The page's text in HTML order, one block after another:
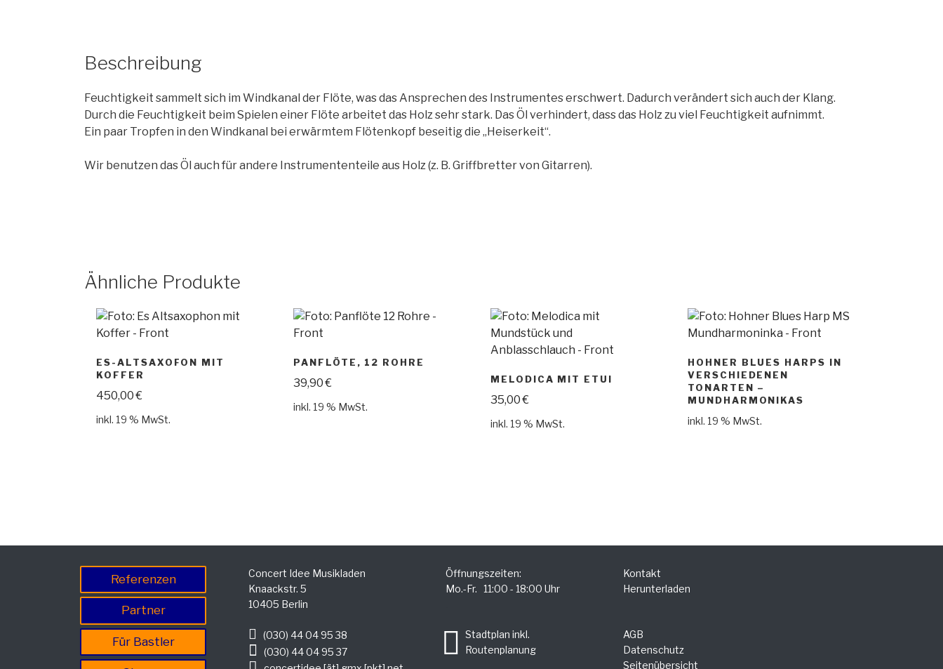
Beschreibung
Feuchtigkeit sammelt sich im Windkanal der Flöte, was das Ansprechen des Instrumentes erschwert. Dadurch verändert sich auch der Klang.
Durch die Feuchtigkeit beim Spielen einer Flöte arbeitet das Holz sehr stark. Das Öl verhindert, dass das Holz zu viel Feuchtigkeit aufnimmt.
Ein paar Tropfen in den Windkanal bei erwärmtem Flötenkopf beseitig die „Heiserkeit“.
Wir benutzen das Öl auch für andere Instrumententeile aus Holz (z. B. Griffbretter von Gitarren).
Ähnliche Produkte
ES-ALTSAXOFON MIT
KOFFER
450,00€
inkl. 19 % MwSt.
PANFLÖTE, 12 ROHRE
39,90€
inkl. 19 % MwSt.
MELODICA MIT ETUI
35,00€
inkl. 19 % MwSt.
HOHNER BLUES HARPS IN
VERSCHIEDENEN
TONARTEN –
MUNDHARMONIKAS
inkl. 19 % MwSt.
Referenzen
Partner
Für Bastler
Concert Idee Musikladen
Knaackstr. 5
10405 Berlin
(030) 44 04 95 38
(030) 44 04 95 37
Öffnungszeiten:
Mo.-Fr. 11:00 - 18:00 Uhr
Stadtplan inkl.
Routenplanung
Kontakt
Herunterladen
AGB
Datenschutz
Seitenübersicht